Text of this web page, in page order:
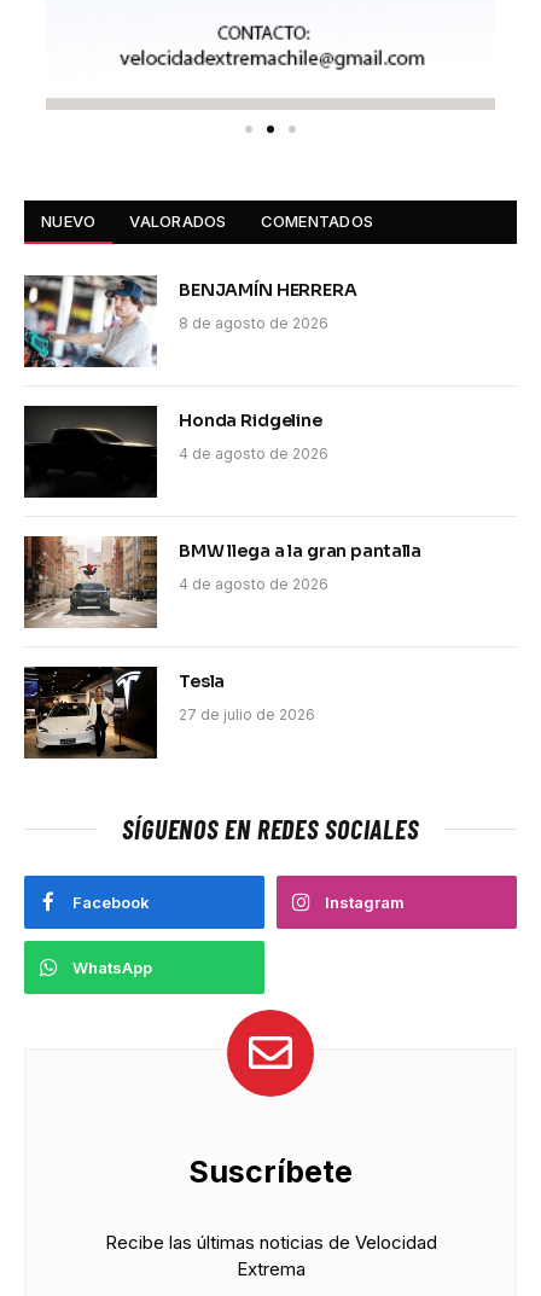
NUEVO VALORADOS COMENTADOS
BENJAMÍN HERRERA
8 de agosto de 2026
Honda Ridgeline
4 de agosto de 2026
BMW llega a la gran pantalla
4 de agosto de 2026
Tesla
27 de julio de 2026
SÍGUENOS EN REDES SOCIALES
Facebook Instagram
WhatsApp
Suscríbete
Recibe las últimas noticias de Velocidad
Extrema